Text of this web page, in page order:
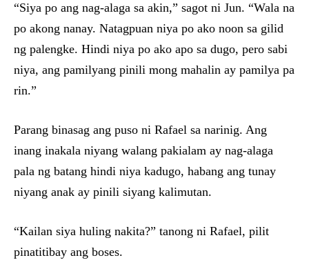
“Siya po ang nag-alaga sa akin,” sagot ni Jun. “Wala na
po akong nanay. Natagpuan niya po ako noon sa gilid
ng palengke. Hindi niya po ako apo sa dugo, pero sabi
niya, ang pamilyang pinili mong mahalin ay pamilya pa
rin.”
Parang binasag ang puso ni Rafael sa narinig. Ang
inang inakala niyang walang pakialam ay nag-alaga
pala ng batang hindi niya kadugo, habang ang tunay
niyang anak ay pinili siyang kalimutan.
“Kailan siya huling nakita?” tanong ni Rafael, pilit
pinatitibay ang boses.